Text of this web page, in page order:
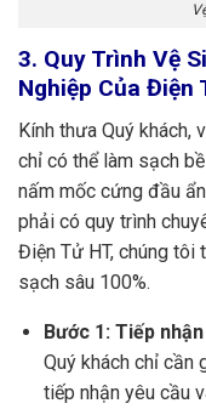
3. Quy Trình Vệ
Nghiệp Của Điện
Kính thưa Quý khách,
chỉ có thể làm sạch
nấm mốc cứng đầu
phải có quy trình
Điện Tử HT, chúng tôi
sạch sâu 100%.
Bước 1: Tiếp
Quý khách chỉ cần
tiếp nhận yêu cầu